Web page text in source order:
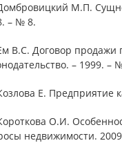
М.П.
– № 8.
В.С. Договор продажи
– 1999. –
Е. Предприятие
О.И.
недвижимости.